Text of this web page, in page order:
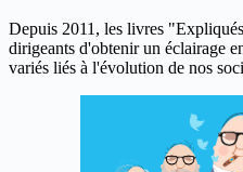
Depuis 2011, les livres
dirigeants d'obtenir un éclairage
variés liés à l'évolution de nos